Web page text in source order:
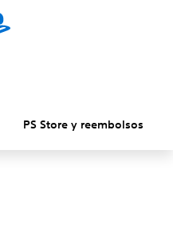
PS Store y reembolsos